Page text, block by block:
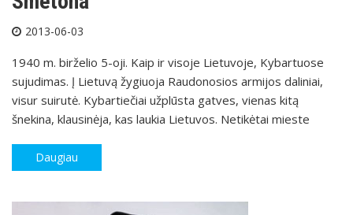
2013-06-03
1940 m. birželio 5-oji. Kaip ir visoje Lietuvoje, Kybartuose
sujudimas. Į Lietuvą žygiuoja Raudonosios armijos daliniai,
visur suirutė. Kybartiečiai užplūsta gatves, vienas kitą
šnekina, klausinėja, kas laukia Lietuvos. Netikėtai mieste
Daugiau